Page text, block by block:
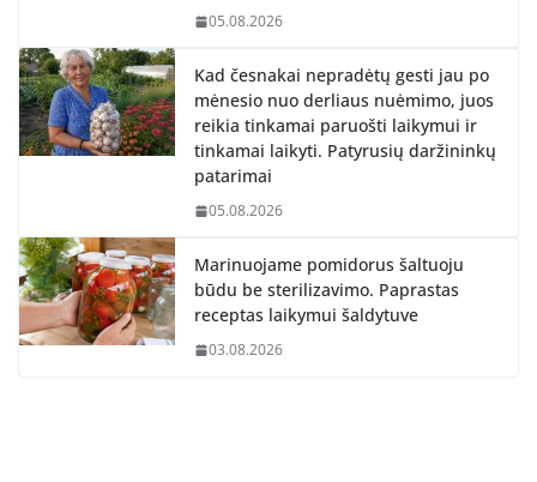
05.08.2026
Kad česnakai nepradėtų gesti jau po
mėnesio nuo derliaus nuėmimo, juos
reikia tinkamai paruošti laikymui ir
tinkamai laikyti. Patyrusių daržininkų
patarimai
05.08.2026
Marinuojame pomidorus šaltuoju
būdu be sterilizavimo. Paprastas
receptas laikymui šaldytuve
03.08.2026